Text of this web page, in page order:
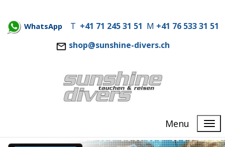
WhatsApp T +41 71 245 31 51 M +41 76 533 31 51
shop@sunshine-divers.ch
Menu